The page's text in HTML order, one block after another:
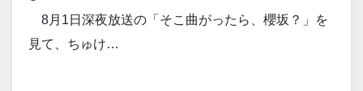
8月1日深夜放送の「そこ曲がったら、櫻坂？」を
見て、ちゅけ…